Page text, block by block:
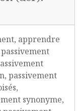
apprendre
passivement
synonyme,